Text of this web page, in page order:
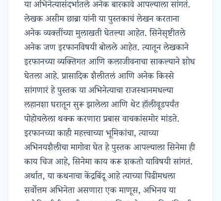
या अभिनेत्यासंदर्भातले अनेक बारकावे आपल्याला सांगतं.
लेखक असीम छाब्रा यांनी या पुस्तकाचं लेखन करताना
अनेक व्यक्तींच्या मुलाखती घेतल्या आहेत. सिनेसृष्टीतले
अनेक जण इरफानविषयी बोलले आहेत. त्यातून लेखकाने
इरफानच्या व्यक्तिगत आणि कलाजीवनाचा साकल्याने शोध
घेतला आहे. प्रासादिक शैलीतलं आणि अनेक किस्से
सांगणारं हे पुस्तक या अभिनेत्याचा राजस्थानमधल्या
लहानशा घरातून सुरू झालेला आणि थेट हॉलीवूडपर्यंत
पोहोचलेला थक्क करणारा प्रबास वाचकांसमोर मांडते.
इरफानच्या काही महत्त्वाच्या भूमिकांचा, त्याच्या
अभिनयशैलीचा मागोवा घेत हे पुस्तक आपल्याला सिनेमा ही
काय चिज आहे, सिनेमा काय करू शकतो याविषयी सांगतं.
अर्थात, या कथनाचा केंद्रबिंदू आहे त्याच्या पिढीमधला
सर्वोत्तम अभिनेता असणारा एक माणूस, अभिनय या